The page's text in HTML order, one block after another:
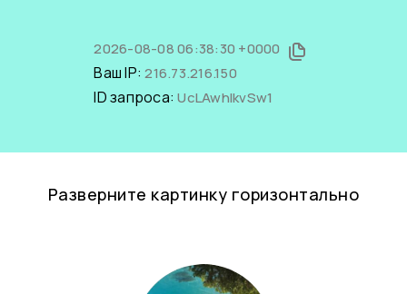
2026-08-08 06:38:30 +0000
Ваш IP:216.73.216.150
ID запроса:UcLAwhlkvSw1
Разверните картинку горизонтально